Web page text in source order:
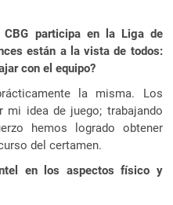
participa en la Liga de
están a la vista de todos:
con el equipo?
la misma. Los
mi idea de juego; trabajando
hemos logrado obtener
del certamen.
en los aspectos físico y